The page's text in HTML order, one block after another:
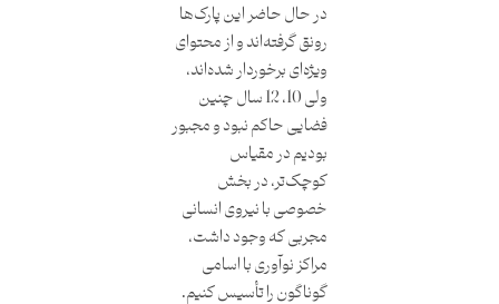
در حال حاضر این پارک‌ها
رونق گرفته‌اند و از محتوای
ویژه‌ای برخوردار شده‌اند،
ولی 10، 12 سال چنین
فضایی حاکم نبود و مجبور
بودیم در مقیاس
کوچک‌تر، در بخش
خصوصی با نیروی انسانی
مجربی که وجود داشت،
مراکز نوآوری با اسامی
گوناگون را تأسیس کنیم.